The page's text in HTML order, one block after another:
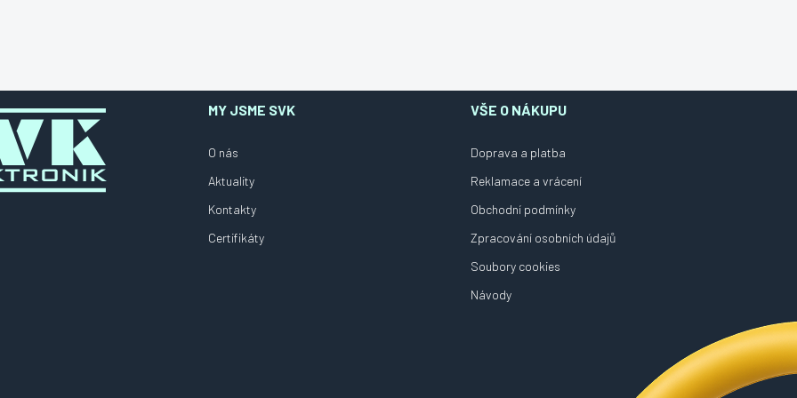
MY JSME SVK
O nás
Aktuality
Kontakty
Certifikáty
VŠE O NÁKUPU
Doprava a platba
Reklamace a vrácení
Obchodní podmínky
Zpracování osobních údajů
Soubory cookies
Návody